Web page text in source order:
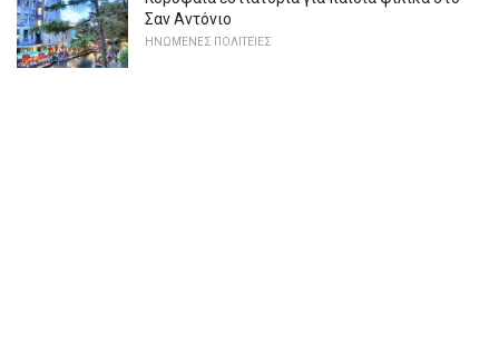
Σαν Αντόνιο
ΗΝΩΜΈΝΕΣ ΠΟΛΙΤΕΊΕΣ